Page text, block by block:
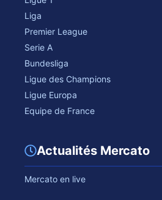
Liga
Premier League
Serie A
Bundesliga
Ligue des Champions
Ligue Europa
Equipe de France
Actualités Mercato
Mercato en live